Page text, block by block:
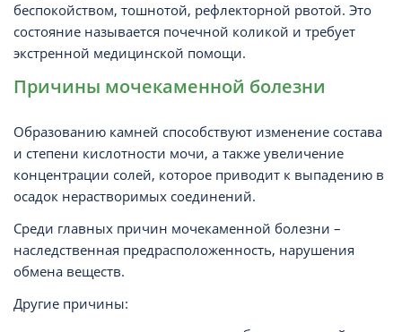
беспокойством, тошнотой, рефлекторной рвотой. Это
состояние называется почечной коликой и требует
экстренной медицинской помощи.
Причины мочекаменной болезни
Образованию камней способствуют изменение состава
и степени кислотности мочи, а также увеличение
концентрации солей, которое приводит к выпадению в
осадок нерастворимых соединений.
Среди главных причин мочекаменной болезни –
наследственная предрасположенность, нарушения
обмена веществ.
Другие причины: